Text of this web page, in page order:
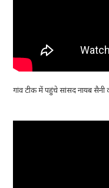
गांव टीक में पहुंचे सांसद नायब सैनी